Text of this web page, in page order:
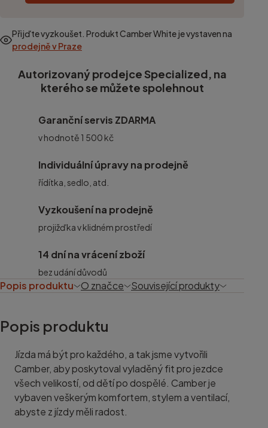
Přijďte vyzkoušet. ProduktCamber Whiteje vystaven na
prodejně v Praze
Autorizovaný prodejce Specialized, na
kterého se můžete spolehnout
Garanční servis ZDARMA
v hodnotě 1 500 kč
Individuální úpravy na prodejně
řídítka, sedlo, atd.
Vyzkoušení na prodejně
projižďka v klidném prostředí
14 dní na vrácení zboží
bez udání důvodů
Popis produktu O značce Související produkty
Popis produktu
Jízda má být pro každého, a tak jsme vytvořili
Camber, aby poskytoval vyladěný fit pro jezdce
všech velikostí, od dětí po dospělé. Camber je
vybaven veškerým komfortem, stylem a ventilací,
abyste z jízdy měli radost.